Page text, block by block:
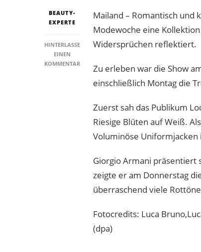
BEAUTY-
EXPERTE
HINTERLASSE
EINEN
KOMMENTARZU
PRADA
RIESIGE
Mailand – Romantisch und
Modewoche eine
Widersprüchen reflektiert.
Zu erleben war die Show
einschließlich Montag die
Zuerst sah das Publikum
Riesige Blüten auf Weiß.
Voluminöse Uniformjacken
Giorgio Armani präsentiert
zeigte er am Donnerstag
überraschend viele
Fotocredits: Luca
(dpa)